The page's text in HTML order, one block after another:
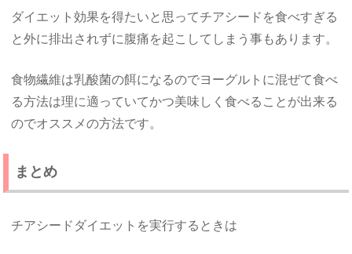
ダイエット効果を得たいと思ってチアシードを食べすぎる
と外に排出されずに腹痛を起こしてしまう事もあります。
食物繊維は乳酸菌の餌になるのでヨーグルトに混ぜて食べ
る方法は理に適っていてかつ美味しく食べることが出来る
のでオススメの方法です。
まとめ
チアシードダイエットを実行するときは